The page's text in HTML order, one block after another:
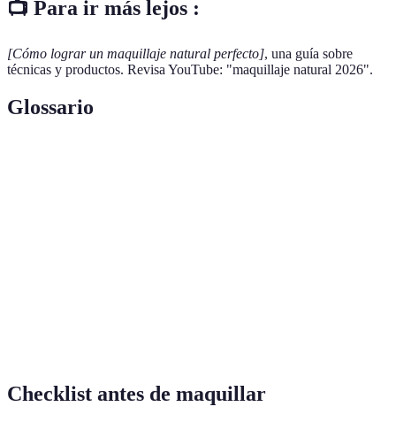
📺 Para ir más lejos :
[Cómo lograr un maquillaje natural perfecto], una guía sobre
técnicas y productos. Revisa YouTube: "maquillaje natural 2026".
Glossario
Checklist antes de maquillar